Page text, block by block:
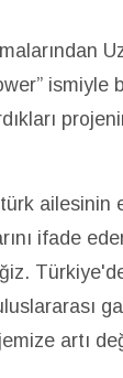
ismiyle
ailesinin
ifade
artı